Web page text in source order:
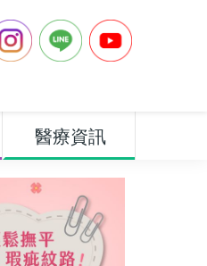
醫療資訊